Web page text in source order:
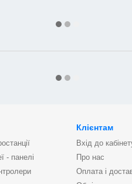
- панелі
Клієнтам
Вхід до
Про нас
Оплата і